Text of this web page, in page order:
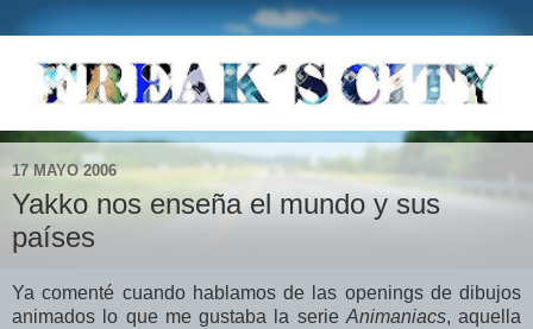
17 MAYO 2006
Yakko nos enseña el mundo y sus
países
Ya comenté cuando hablamos de las openings de dibujos
animados lo que me gustaba la serie Animaniacs, aquella